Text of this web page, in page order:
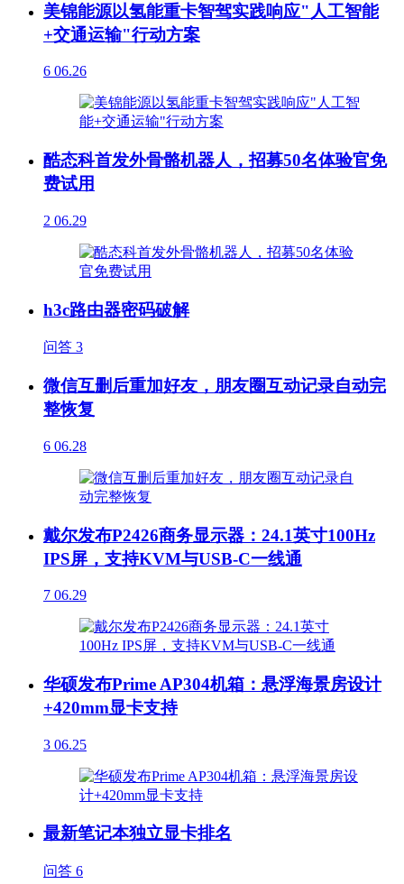
美锦能源以氢能重卡智驾实践响应"人工智能
+交通运输"行动方案
6 06.26
酷态科首发外骨骼机器人，招募50名体验官免
费试用
2 06.29
h3c路由器密码破解
问答 3
微信互删后重加好友，朋友圈互动记录自动完
整恢复
6 06.28
戴尔发布P2426商务显示器：24.1英寸100Hz
IPS屏，支持KVM与USB-C一线通
7 06.29
华硕发布Prime AP304机箱：悬浮海景房设计
+420mm显卡支持
3 06.25
最新笔记本独立显卡排名
问答 6